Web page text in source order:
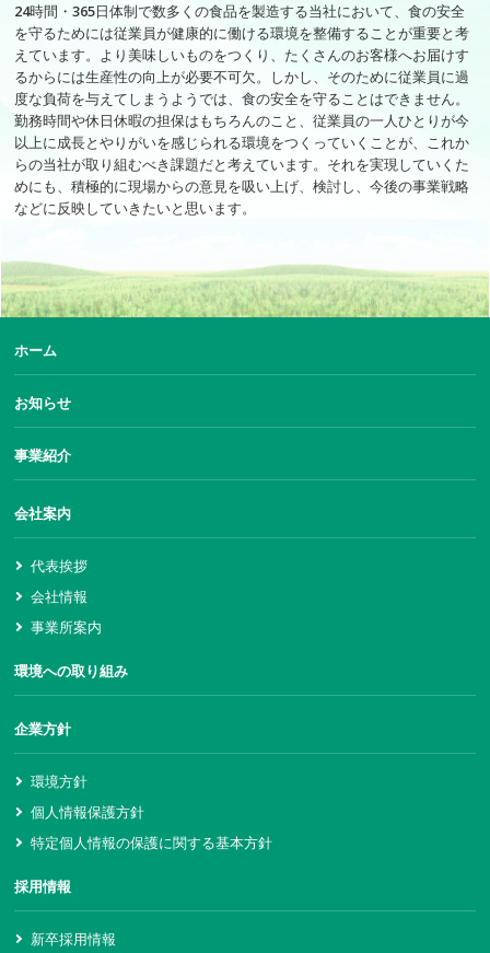
イト採用情報
24時間・365日体制で数多くの食品を製造する当社において、食の安全
を守るためには従業員が健康的に働ける環境を整備することが重要と考
えています。より美味しいものをつくり、たくさんのお客様へお届けす
るからには生産性の向上が必要不可欠。しかし、そのために従業員に過
度な負荷を与えてしまうようでは、食の安全を守ることはできません。
勤務時間や休日休暇の担保はもちろんのこと、従業員の一人ひとりが今
以上に成長とやりがいを感じられる環境をつくっていくことが、これか
らの当社が取り組むべき課題だと考えています。それを実現していくた
めにも、積極的に現場からの意見を吸い上げ、検討し、今後の事業戦略
などに反映していきたいと思います。
ホーム
お知らせ
事業紹介
会社案内
代表挨拶
会社情報
事業所案内
環境への取り組み
企業方針
環境方針
個人情報保護方針
特定個人情報の保護に関する基本方針
採用情報
新卒採用情報